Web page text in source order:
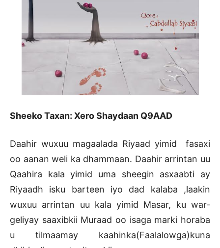
Sheeko Taxan: Xero Shaydaan Q9AAD
Daahir wuxuu magaalada Riyaad yimid fasaxi
oo aanan weli ka dhammaan. Daahir arrintan uu
Qaahira kala yimid uma sheegin asxaabti ay
Riyaadh isku barteen iyo dad kalaba ,laakin
wuxuu arrintan uu kala yimid Masar, ku war-
geliyay saaxibkii Muraad oo isaga marki horaba
u tilmaamay kaahinka(Faalalowga)kuna